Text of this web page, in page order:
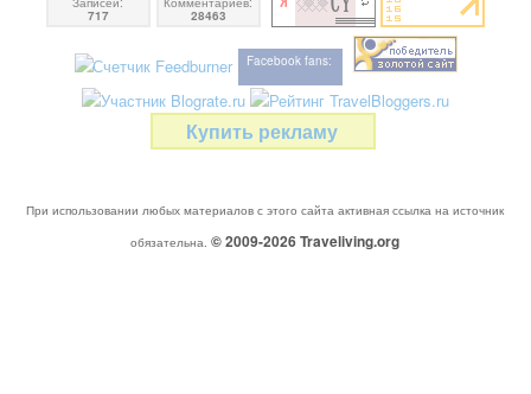
717 28463
Facebook fans:
Купить рекламу
При использовании любых материалов с этого сайта активная ссылка на источник
обязательна. © 2009-2026Traveliving.org